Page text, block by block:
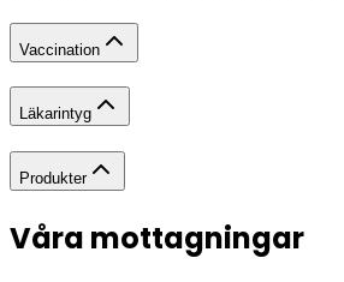
Vaccination
Läkarintyg
Produkter
Våra mottagningar